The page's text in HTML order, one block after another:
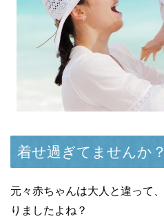
着せ過ぎてませんか？
元々赤ちゃんは大人と違って、
りましたよね？